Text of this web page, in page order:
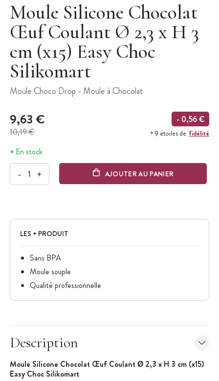
Moule Silicone Chocolat
Œuf Coulant Ø 2,3 x H 3
cm (x15) Easy Choc
Silikomart
Moule Choco Drop - Moule à Chocolat
9,63 €
10,19 €
- 0,56 €
+ 9 étoiles de fidélité
En stock
- + AJOUTER AU PANIER
LES + PRODUIT
Sans BPA
Moule souple
Qualité professionnelle
Description
Moule Silicone Chocolat Œuf Coulant Ø 2,3 x H 3 cm (x15)
Easy Choc Silikomart